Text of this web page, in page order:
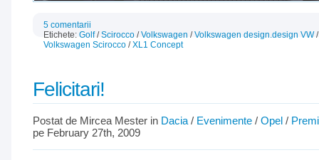
5 comentarii
Etichete: Golf/Scirocco /Volkswagen /Volkswagen design.design VW
Volkswagen Scirocco /XL1 Concept
Felicitari!
Postat de Mircea Mester in Dacia / Evenimente / Opel /
pe February 27th, 2009